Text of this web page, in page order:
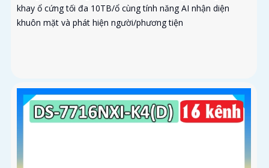
khay ổ cứng tối đa 10TB/ổ cùng tính năng AI nhận diện
khuôn mặt và phát hiện người/phương tiện